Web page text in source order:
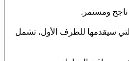
ناجح ومستمر.
سيقدمها للطرف الأول، تشمل